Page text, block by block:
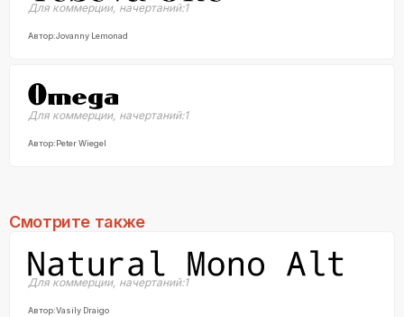
Для коммерции, начертаний:1
Автор:Jovanny Lemonad
Для коммерции, начертаний:1
Автор:Peter Wiegel
Смотрите также
Для коммерции, начертаний:1
Автор:Vasily Draigo